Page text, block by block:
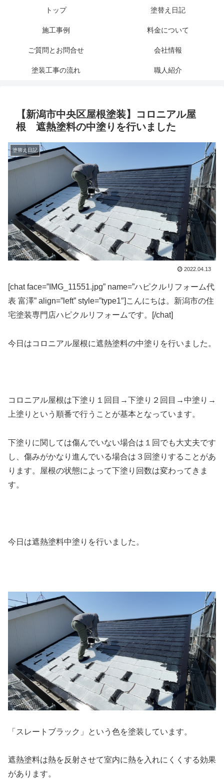
トップ 塗替え日記
施工事例 料金について
ご質問とお問合せ 会社情報
塗装工事の流れ 職人紹介
【新潟市中央区屋根塗装】コロニアル屋
根 遮熱塗料の中塗りを行いました
塗替え日記
2022.04.13
[chat face=”IMG_11551.jpg” name=”ハピクルリフォーム代
表 富澤” align=”left” style=”type1″]こんにちは。新潟市の住
宅塗装専門店ハピクルリフォームです。[/chat]
今日はコロニアル屋根に遮熱塗料の中塗りを行いました。
コロニアル屋根は下塗り１回目→下塗り２回目→中塗り→
上塗りという順番で行うことが基本となっています。
下塗りに関しては傷んでいない場合は１回でも大丈夫です
し、傷みがかなり進んでいる場合は３回塗りすることがあ
ります。屋根の状態によって下塗り回数は変わってきま
す。
今日は遮熱塗料中塗りを行いました。
「スレートブラック」という色を塗装しています。
遮熱塗料は熱を反射させて室内に熱を入れにくくする効果
があります。